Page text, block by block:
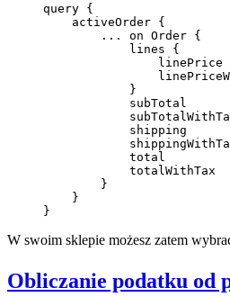
query {
    activeOrder
{
        ...
on Order {
            lines
{
                linePrice
            }
            subTotal
            shipping
            total
            totalWithTax
        }
    }
}
W swoim sklepie możesz zatem
Obliczanie podatku od